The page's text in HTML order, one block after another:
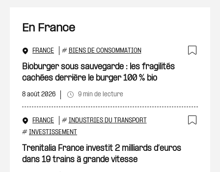
En France
FRANCE # BIENS DE CONSOMMATION
Bioburger sous sauvegarde : les fragilités
cachées derrière le burger 100 % bio
8 août 2026 9 min de lecture
FRANCE # INDUSTRIES DU TRANSPORT
# INVESTISSEMENT
Trenitalia France investit 2 milliards d’euros
dans 19 trains à grande vitesse